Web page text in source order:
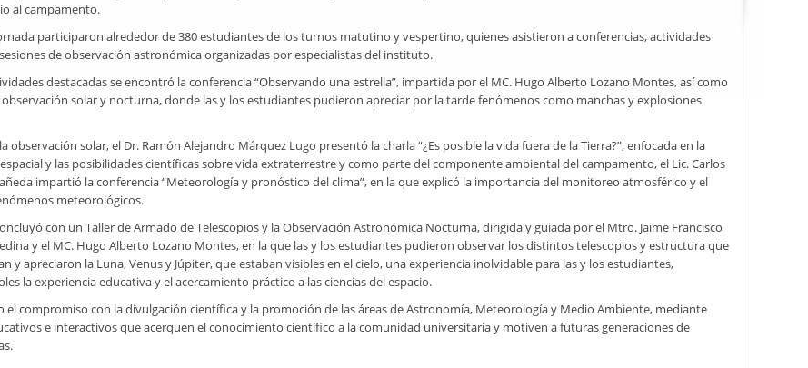
al campamento.
participaron alrededor de 380 estudiantes de los turnos matutino y vespertino, quienes asistieron a conferencias, actividades
de observación astronómica organizadas por especialistas del instituto.
destacadas se encontró la conferencia “Observando una estrella”, impartida por el MC. Hugo Alberto Lozano Montes, así como
observación solar y nocturna, donde las y los estudiantes pudieron apreciar por la tarde fenómenos como manchas y explosiones
observación solar, el Dr. Ramón Alejandro Márquez Lugo presentó la charla “¿Es posible la vida fuera de la Tierra?”, enfocada en la
y las posibilidades científicas sobre vida extraterrestre y como parte del componente ambiental del campamento, el Lic. Carlos
impartió la conferencia “Meteorología y pronóstico del clima”, en la que explicó la importancia del monitoreo atmosférico y el
meteorológicos.
con un Taller de Armado de Telescopios y la Observación Astronómica Nocturna, dirigida y guiada por el Mtro. Jaime Francisco
y el MC. Hugo Alberto Lozano Montes, en la que las y los estudiantes pudieron observar los distintos telescopios y estructura que
y apreciaron la Luna, Venus y Júpiter, que estaban visibles en el cielo, una experiencia inolvidable para las y los estudiantes,
la experiencia educativa y el acercamiento práctico a las ciencias del espacio.
el compromiso con la divulgación científica y la promoción de las áreas de Astronomía, Meteorología y Medio Ambiente, mediante
e interactivos que acerquen el conocimiento científico a la comunidad universitaria y motiven a futuras generaciones de